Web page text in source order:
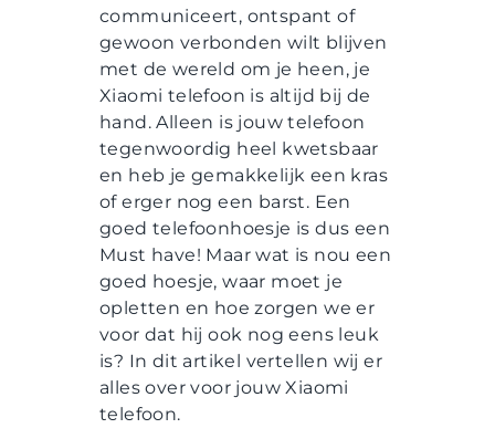
communiceert, ontspant of
gewoon verbonden wilt blijven
met de wereld om je heen, je
Xiaomi telefoon is altijd bij de
hand. Alleen is jouw telefoon
tegenwoordig heel kwetsbaar
en heb je gemakkelijk een kras
of erger nog een barst. Een
goed telefoonhoesje is dus een
Must have! Maar wat is nou een
goed hoesje, waar moet je
opletten en hoe zorgen we er
voor dat hij ook nog eens leuk
is? In dit artikel vertellen wij er
alles over voor jouw Xiaomi
telefoon.